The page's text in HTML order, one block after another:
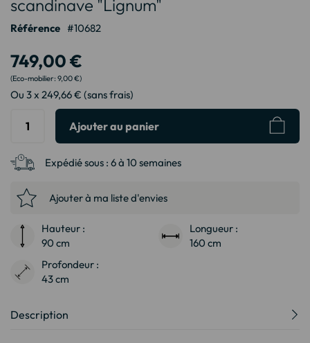
de
la
d’images
scandinave "Lignum"
Référence 10682
749,00 €
9,00 €
Ou 3 x 249,66 € (sans frais)
Ajouter au panier
Expédié sous : 6 à 10 semaines
Ajouter à ma liste d'envies
Hauteur :
90 cm
Longueur :
160 cm
Profondeur :
43 cm
Description